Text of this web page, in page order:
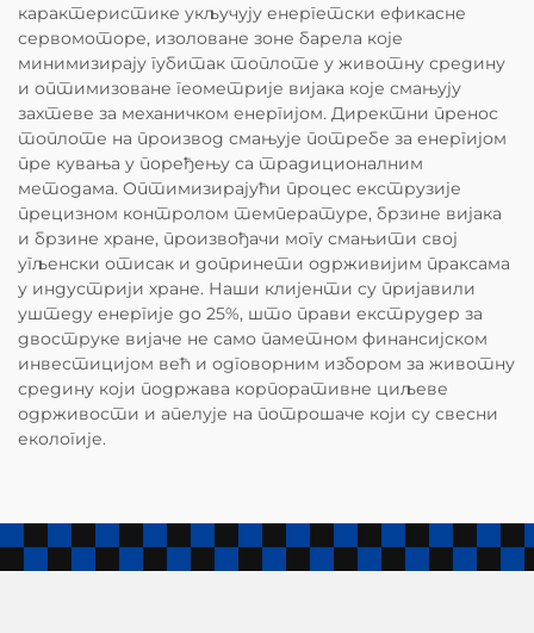
карактеристике укључују енергетски ефикасне
сервомоторе, изоловане зоне барела које
минимизирају губитак топлоте у животну средину
и оптимизоване геометрије вијака које смањују
захтеве за механичком енергијом. Директни пренос
топлоте на производ смањује потребе за енергијом
пре кувања у поређењу са традиционалним
методама. Оптимизирајући процес екструзије
прецизном контролом температуре, брзине вијака
и брзине хране, произвођачи могу смањити свој
угљенски отисак и допринети одрживијим праксама
у индустрији хране. Наши клијенти су пријавили
уштеду енергије до 25%, што прави екструдер за
двоструке вијаче не само паметном финансијском
инвестицијом већ и одговорним избором за животну
средину који подржава корпоративне циљеве
одрживости и апелује на потрошаче који су свесни
екологије.